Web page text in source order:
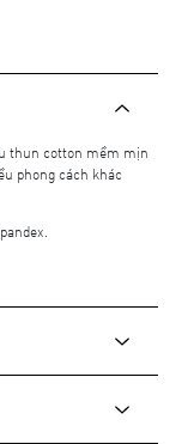
thun cotton mềm mịn
phong cách khác